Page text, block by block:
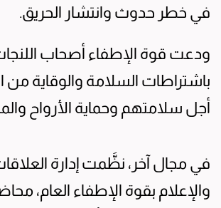
في خطر حدوث وانتشار الحريق.
ودعت قوة الإطفاء أصحاب اللنجات
باشتراطات السلامة والوقاية من
أجل سلامتهم وحماية الأرواح
في مجال آخر، نظَّمت إدارة
والإعلام بقوة الإطفاء العام،